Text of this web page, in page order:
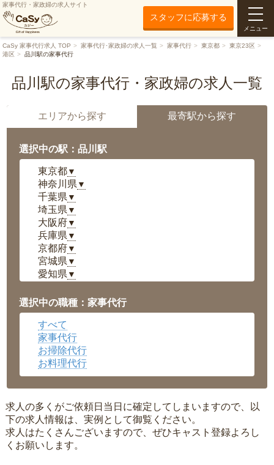
家事代行・家政婦の求人サイト
スタッフに応募する
メニュー
CaSy 家事代行求人 TOP 家事代行･家政婦の求人一覧 家事代行 東京都
東京23区
港区
品川駅の家事代行
品川駅の家事代行・家政婦の求人一覧
エリアから探す 最寄駅から探す
選択中の駅：品川駅
東京都▼
神奈川県 ▼
千葉県 ▼
埼玉県 ▼
大阪府▼
兵庫県 ▼
京都府▼
宮城県 ▼
愛知県 ▼
岡山県▼
広島県▼
沖縄県
選択中の職種：家事代行
すべて
家事代行
お掃除代行
お料理代行
求人の多くがご依頼日当日に確定してしまいますので、以
下の求人情報は、実例として御覧ください。
求人はたくさんございますので、ぜひキャスト登録よろし
くお願いします。